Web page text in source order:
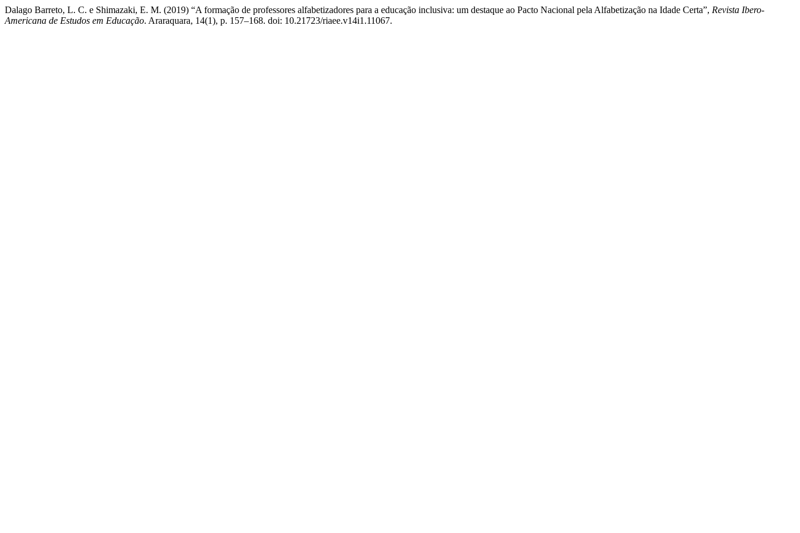
Dalago Barreto, L. C. e Shimazaki, E. M. (2019) “A formação de professores alfabetizadores para a educação inclusiva: um destaque ao Pacto Nacional pela Alfabetização na Idade Certa”, Revista Ibero-
Americana de Estudos em Educação. Araraquara, 14(1), p. 157–168. doi: 10.21723/riaee.v14i1.11067.